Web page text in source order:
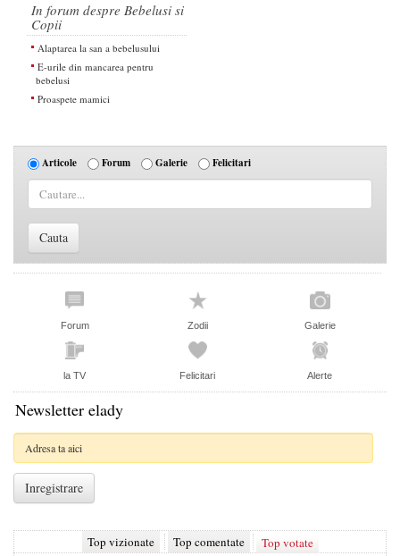
In forum despre Bebelusi si
Copii
Alaptarea la san a bebelusului
E-urile din mancarea pentru
bebelusi
Proaspete mamici
Articole Forum Galerie Felicitari
Forum Zodii Galerie
la TV Felicitari Alerte
Newsletter elady
Top vizionate Top comentate Top votate